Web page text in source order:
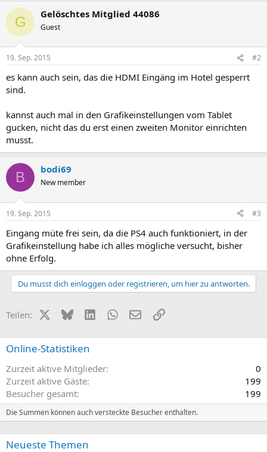
G Gelöschtes Mitglied 44086
Guest
19. Sep. 2015 #2
es kann auch sein, das die HDMI Eingäng im Hotel gesperrt
sind.
kannst auch mal in den Grafikeinstellungen vom Tablet
gucken, nicht das du erst einen zweiten Monitor einrichten
musst.
B bodi69
New member
19. Sep. 2015 #3
Eingang müte frei sein, da die PS4 auch funktioniert, in der
Grafikeinstellung habe ich alles mögliche versucht, bisher
ohne Erfolg.
Du musst dich einloggen oder registrieren, um hier zu antworten.
Teilen: X (Twitter)
BlueskyLinkedInWhatsApp
E-MailLink
Online-Statistiken
Zurzeit aktive Mitglieder
0
Zurzeit aktive Gäste
199
Besucher gesamt
199
Die Summen können auch versteckte Besucher enthalten.
Neueste Themen